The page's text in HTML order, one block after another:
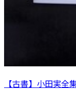
【古書】小田実